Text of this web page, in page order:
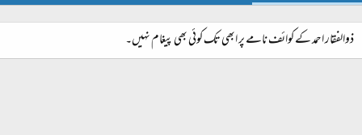
ذوالفقار احمد کے کوائف نامے پر ابھی تک کوئی بھی پیغام نہیں۔